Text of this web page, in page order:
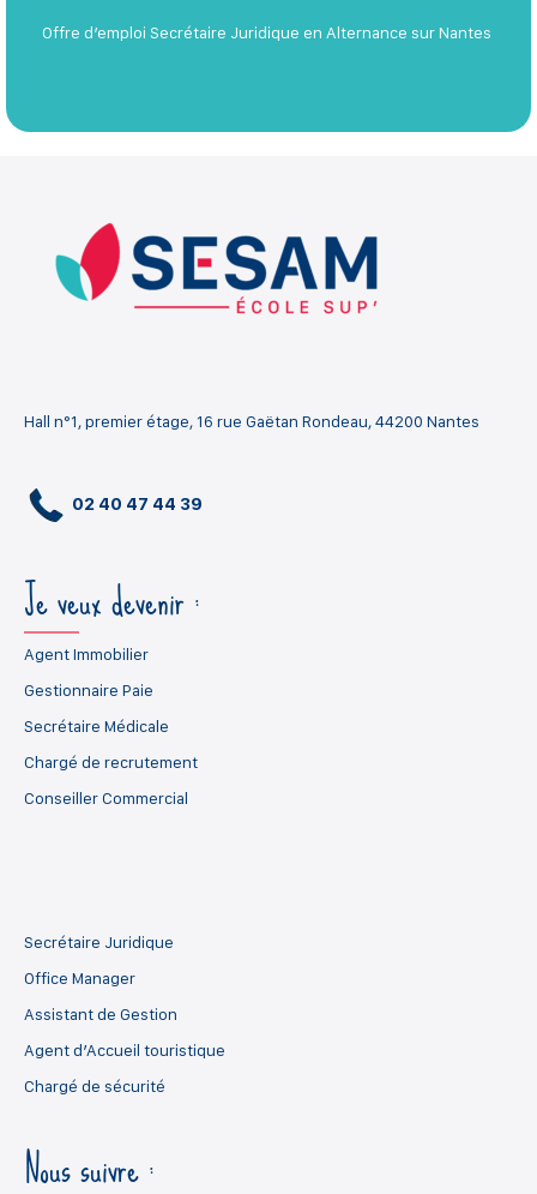
Offre d’emploi Secrétaire Juridique en Alternance sur Nantes
Hall n°1, premier étage, 16 rue Gaëtan Rondeau, 44200 Nantes
02 40 47 44 39
Je veux devenir :
Agent Immobilier
Gestionnaire Paie
Secrétaire Médicale
Chargé de recrutement
Conseiller Commercial
Secrétaire Juridique
Office Manager
Assistant de Gestion
Agent d’Accueil touristique
Chargé de sécurité
Nous suivre :